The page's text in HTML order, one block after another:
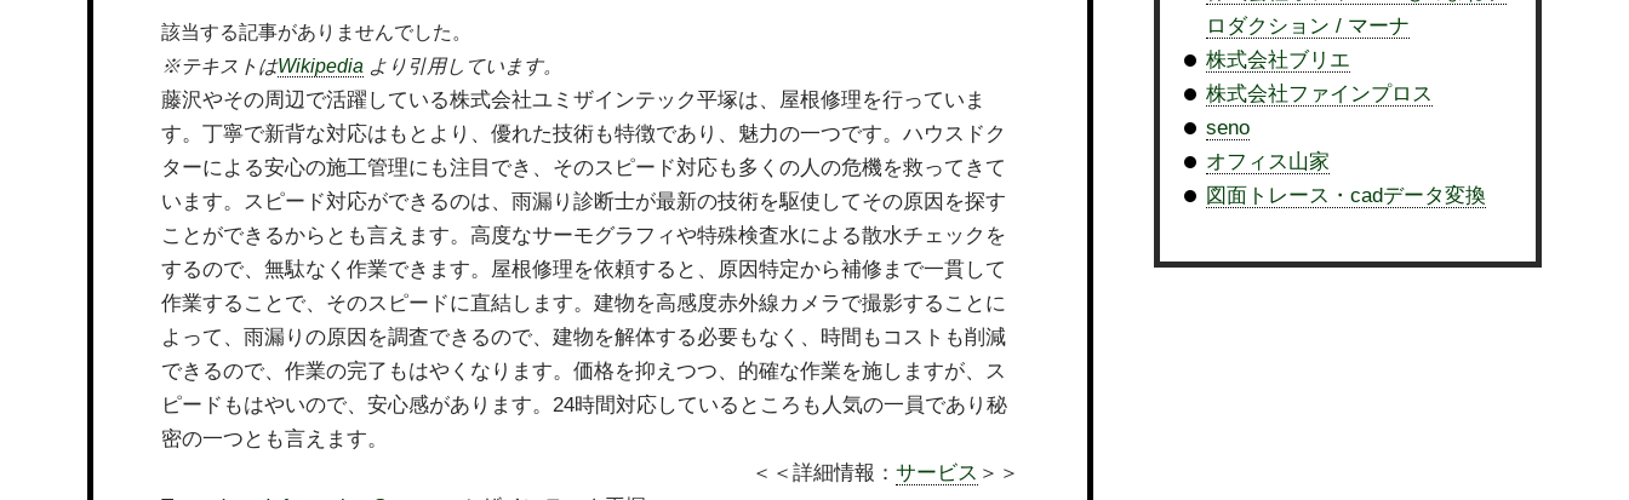
該当する記事がありませんでした。
※テキストはWikipedia より引用しています。
藤沢やその周辺で活躍している株式会社ユミザインテック平塚は、屋根修理を行っていま
す。丁寧で新背な対応はもとより、優れた技術も特徴であり、魅力の一つです。ハウスドク
ターによる安心の施工管理にも注目でき、そのスピード対応も多くの人の危機を救ってきて
います。スピード対応ができるのは、雨漏り診断士が最新の技術を駆使してその原因を探す
ことができるからとも言えます。高度なサーモグラフィや特殊検査水による散水チェックを
するので、無駄なく作業できます。屋根修理を依頼すると、原因特定から補修まで一貫して
作業することで、そのスピードに直結します。建物を高感度赤外線カメラで撮影することに
よって、雨漏りの原因を調査できるので、建物を解体する必要もなく、時間もコストも削減
できるので、作業の完了もはやくなります。価格を抑えつつ、的確な作業を施しますが、ス
ピードもはやいので、安心感があります。24時間対応しているところも人気の一員であり秘
密の一つとも言えます。
＜＜詳細情報： サービス ＞＞
ロダクション / マーナ
株式会社ブリエ
株式会社ファインプロス
seno
オフィス山家
図面トレース・cadデータ変換